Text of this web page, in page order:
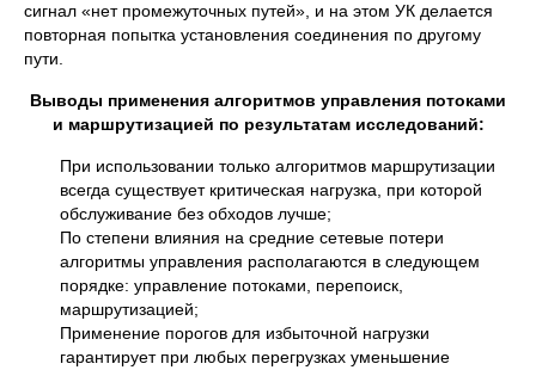
сигнал «нет промежуточных путей», и на этом УК делается
повторная попытка установления соединения по другому
пути.
Выводы применения алгоритмов управления потоками
и маршрутизацией по результатам исследований:
При использовании только алгоритмов маршрутизации
всегда существует критическая нагрузка, при которой
обслуживание без обходов лучше;
По степени влияния на средние сетевые потери
алгоритмы управления располагаются в следующем
порядке: управление потоками, перепоиск,
маршрутизацией;
Применение порогов для избыточной нагрузки
гарантирует при любых перегрузках уменьшение